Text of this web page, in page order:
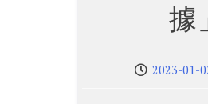
據」
2023-01-